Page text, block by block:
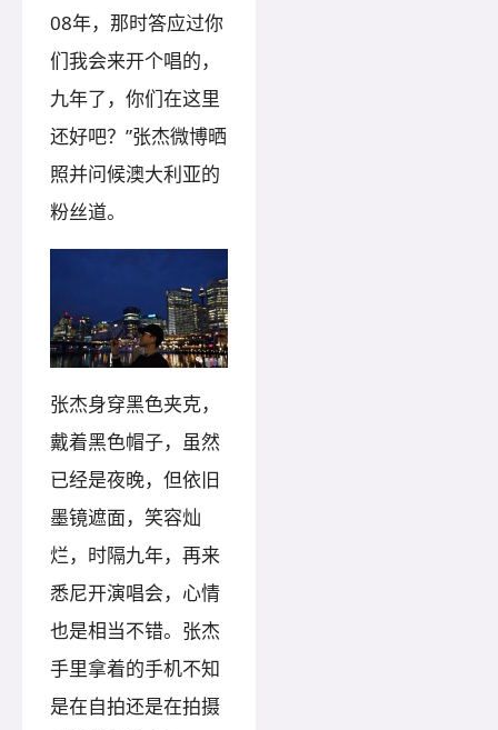
08年，那时答应过你
们我会来开个唱的，
九年了，你们在这里
还好吧？”张杰微博晒
照并问候澳大利亚的
粉丝道。
张杰身穿黑色夹克，
戴着黑色帽子，虽然
已经是夜晚，但依旧
墨镜遮面，笑容灿
烂，时隔九年，再来
悉尼开演唱会，心情
也是相当不错。张杰
手里拿着的手机不知
是在自拍还是在拍摄